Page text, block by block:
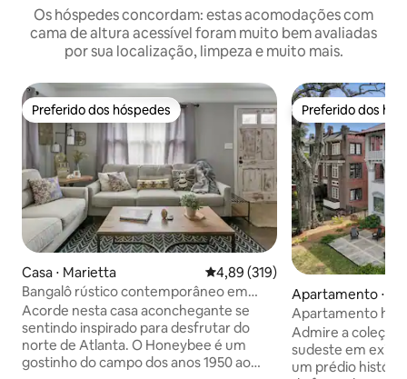
Os hóspedes concordam: estas acomodações com
cama de altura acessível foram muito bem avaliadas
por sua localização, limpeza e muito mais.
Preferido dos hóspedes
Preferido dos hóspedes
Casa ⋅ Marietta 4,89 de uma avaliação média de
4,89 (319)
Bangalô rústico contemporâneo em
fazenda The Honeybee Marietta
Acorde nesta casa aconchegante se
sentindo inspirado para desfrutar do
norte de Atlanta. O Honeybee é um
gostinho do campo dos anos 1950 ao
Preferido dos
Preferido dos
Apartamento ⋅
Apartamento
inteligente no
Admire a coleção
sudeste em
um prédio